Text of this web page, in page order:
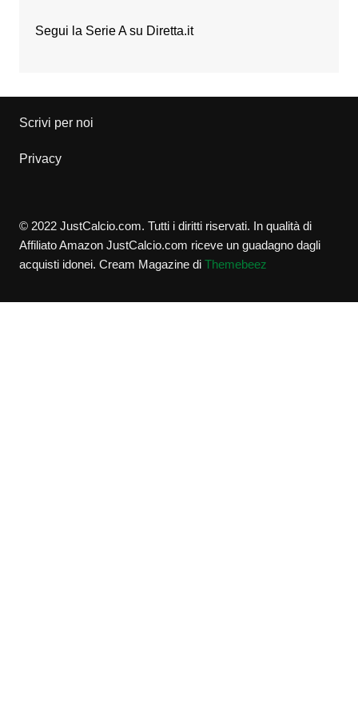
Segui la Serie A su Diretta.it
Scrivi per noi
Privacy
© 2022 JustCalcio.com. Tutti i diritti riservati. In qualità di
Affiliato Amazon JustCalcio.com riceve un guadagno dagli
acquisti idonei. Cream Magazine di Themebeez